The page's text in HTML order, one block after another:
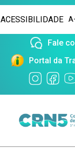
ACESSIBILIDADE
Fale
Portal da